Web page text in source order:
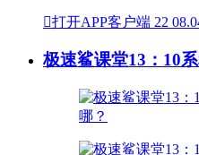
打开APP客户端 22
极速鲨课堂13：10